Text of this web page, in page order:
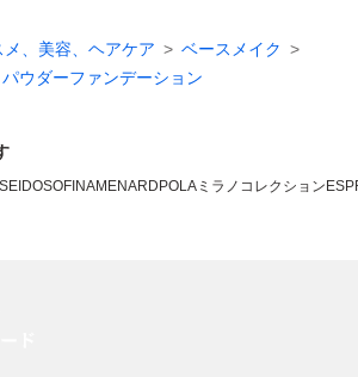
メ、美容、ヘアケア
ベースメイク
パウダーファンデーション
SOFINAMENARD POLA ミラノコレクション